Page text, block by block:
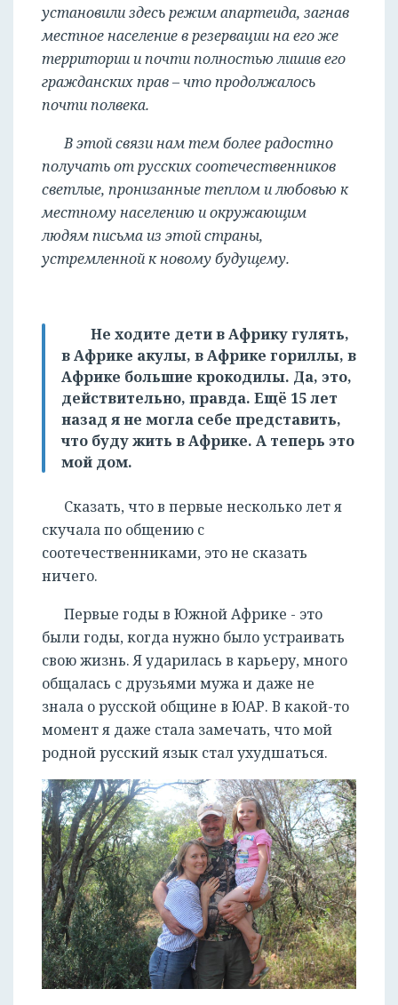
установили здесь режим апартеида, загнав
местное население в резервации на его же
территории и почти полностью лишив его
гражданских прав – что продолжалось
почти полвека.
В этой связи нам тем более радостно
получать от русских соотечественников
светлые, пронизанные теплом и любовью к
местному населению и окружающим
людям письма из этой страны,
устремленной к новому будущему.
Не ходите дети в Африку гулять,
в Африке акулы, в Африке гориллы, в
Африке большие крокодилы. Да, это,
действительно, правда. Ещё 15 лет
назад я не могла себе представить,
что буду жить в Африке. А теперь это
мой дом.
Сказать, что в первые несколько лет я
скучала по общению с
соотечественниками, это не сказать
ничего.
Первые годы в Южной Африке - это
были годы, когда нужно было устраивать
свою жизнь. Я ударилась в карьеру, много
общалась с друзьями мужа и даже не
знала о русской общине в ЮАР. В какой-то
момент я даже стала замечать, что мой
родной русский язык стал ухудшаться.